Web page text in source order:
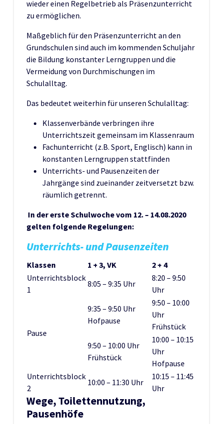
wieder einen Regelbetrieb als Präsenzunterricht
zu ermöglichen.
Maßgeblich für den Präsenzunterricht an den
Grundschulen sind auch im kommenden Schuljahr
die Bildung konstanter Lerngruppen und die
Vermeidung von Durchmischungen im
Schulalltag.
Das bedeutet weiterhin für unseren Schulalltag:
Klassenverbände verbringen ihre
Unterrichtszeit gemeinsam im Klassenraum
Fachunterricht (z.B. Sport, Englisch) kann in
konstanten Lerngruppen stattfinden
Unterrichts- und Pausenzeiten der
Jahrgänge sind zueinander zeitversetzt bzw.
räumlich getrennt.
In der erste Schulwoche vom 12. – 14.08.2020
gelten folgende Regelungen:
Unterrichts- und Pausenzeiten
Klassen 1 + 3, VK
2 + 4
Unterrichtsblock
1
8:05 – 9:35 Uhr
8:20 – 9:50
Uhr
Pause
9:35 – 9:50 Uhr
Hofpause
9:50 – 10:00
Uhr
Frühstück
9:50 – 10:00 Uhr
Frühstück
10:00 – 10:15
Uhr
Hofpause
Unterrichtsblock
2
10:00 – 11:30 Uhr
10:15 – 11:45
Uhr
Wege, Toilettennutzung,
Pausenhöfe